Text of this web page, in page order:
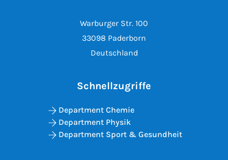
Warburger Str. 100
33098 Paderborn
Deutschland
Schnellzugriffe
Department Chemie
Department Physik
Department Sport & Gesundheit